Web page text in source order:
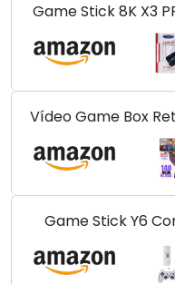
Game Stick 8K X3
Controlador
Vídeo Game Box
Controles
Game Stick Y6
10.000 J. Pura